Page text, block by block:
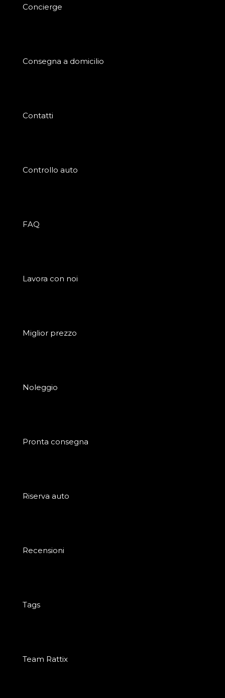
Concierge
Consegna a domicilio
Contatti
Controllo auto
FAQ
Lavora con noi
Miglior prezzo
Noleggio
Pronta consegna
Riserva auto
Recensioni
Tags
Team Rattix